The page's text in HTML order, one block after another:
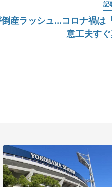
記
産ラッシュ...コロナ禍
意工夫す